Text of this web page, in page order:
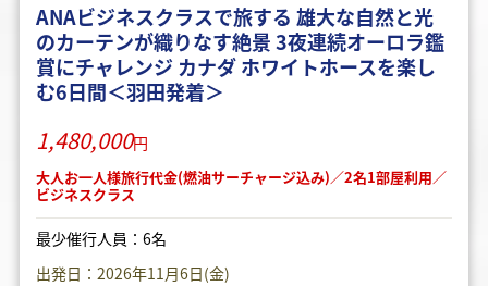
ANAビジネスクラスで旅する 雄大な自然と光
のカーテンが織りなす絶景 3夜連続オーロラ鑑
賞にチャレンジ カナダ ホワイトホースを楽し
む6日間＜羽田発着＞
1,480,000円
大人お一人様旅行代金(燃油サーチャージ込み)／2名1部屋利用／
ビジネスクラス
最少催行人員：6名
出発日：2026年11月6日(金)